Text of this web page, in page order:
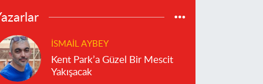
İSMAIL AYBEY
Kent Park’a Güzel Bir Mescit
Yakışacak